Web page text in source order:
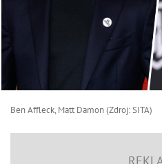
Ben Affleck, Matt Damon (Zdroj: SITA)